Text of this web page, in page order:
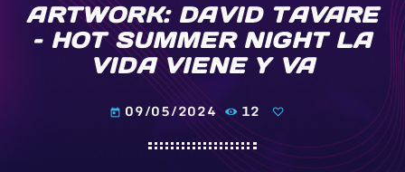
ARTWORK: DAVID TAVARE
– HOT SUMMER NIGHT LA
VIDA VIENE Y VA
today 09/05/2024 12